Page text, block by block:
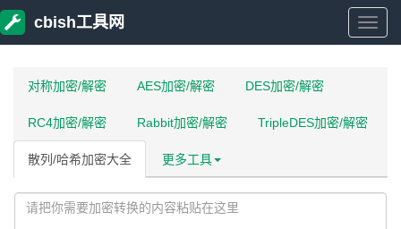
cbish
具
cbish工具网
对称加密/解密 AES加密/解密 DES加密/解密
RC4加密/解密 Rabbit加密/解密 TripleDES加密/解密
散列/哈希加密大全 更多工具